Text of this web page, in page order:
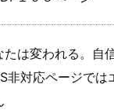
たは変われる。
非対応ページで